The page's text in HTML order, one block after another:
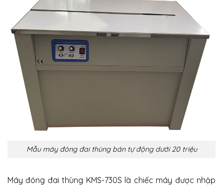
Mẫu máy đóng đai thùng bán tự động dưới 20 triệu
Máy đóng đai thùng KMS-730S là chiếc máy được nhập